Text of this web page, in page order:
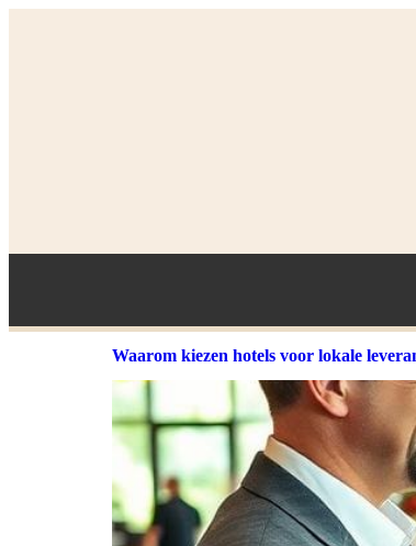
Waarom kiezen hotels voor lokale